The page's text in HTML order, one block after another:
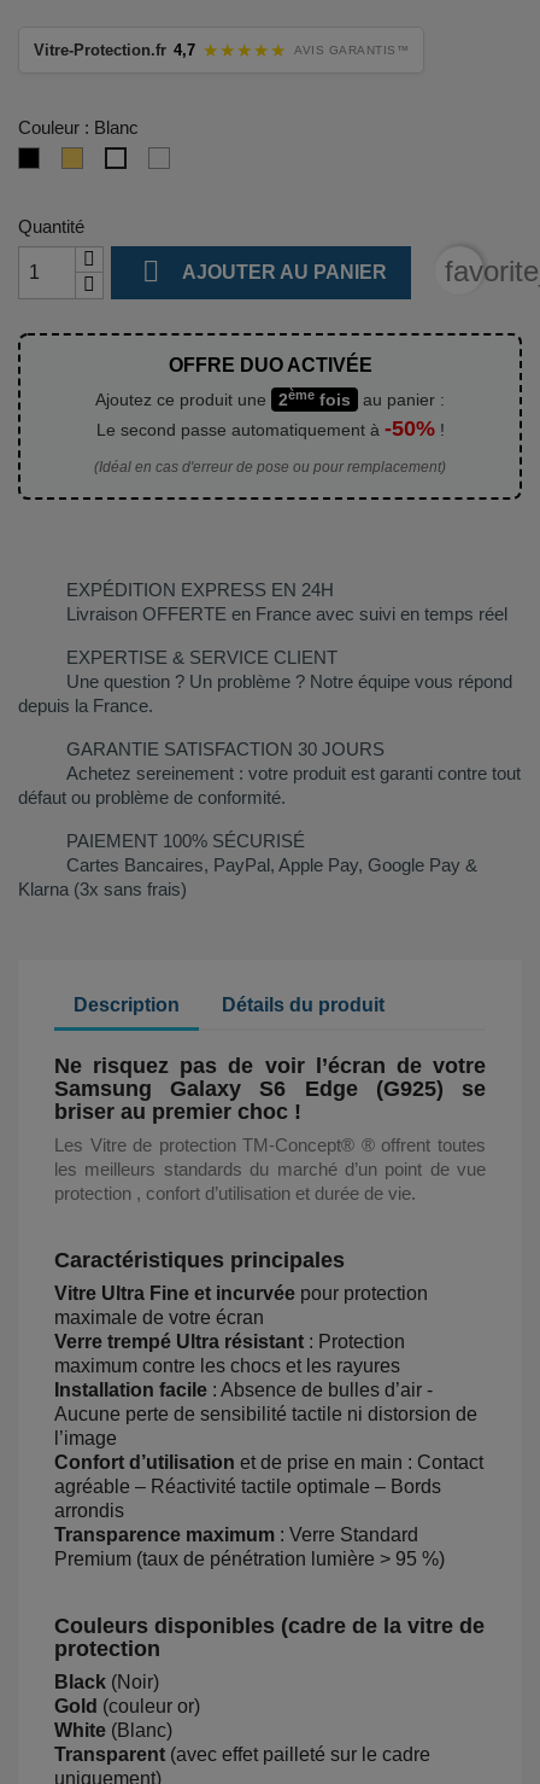
Vitre-Protection.fr 4,7 ★★★★★ AVIS GARANTIS™
Couleur : Blanc
Quantité
 AJOUTER AU PANIER
OFFRE DUO ACTIVÉE
Ajoutez ce produit une 2ème fois
au panier :
Le second passe automatiquement à -50%!
(Idéal en cas d'erreur de pose ou pour remplacement)
EXPÉDITION EXPRESS EN 24H
Livraison OFFERTE en France avec suivi en temps réel
EXPERTISE & SERVICE CLIENT
Une question ? Un problème ? Notre équipe vous répond
depuis la France.
GARANTIE SATISFACTION 30 JOURS
Achetez sereinement : votre produit est garanti contre tout
défaut ou problème de conformité.
PAIEMENT 100% SÉCURISÉ
Cartes Bancaires, PayPal, Apple Pay, Google Pay &
Klarna (3x sans frais)
Description Détails du produit
Ne risquez pas de voir l’écran de votre
Samsung Galaxy S6 Edge (G925) se
briser au premier choc !
Les Vitre de protection TM-Concept® ® offrent toutes
les meilleurs standards du marché d’un point de vue
protection , confort d’utilisation et durée de vie.
Caractéristiques principales
Vitre Ultra Fine et incurvée pour protection
maximale de votre écran
Verre trempé Ultra résistant : Protection
maximum contre les chocs et les rayures
Installation facile : Absence de bulles d’air -
Aucune perte de sensibilité tactile ni distorsion de
l’image
Confort d’utilisation et de prise en main : Contact
agréable – Réactivité tactile optimale – Bords
arrondis
Transparence maximum : Verre Standard
Premium (taux de pénétration lumière > 95 %)
Couleurs disponibles (cadre de la vitre de
protection
Black (Noir)
Gold (couleur or)
White (Blanc)
Transparent (avec effet pailleté sur le cadre
uniquement)